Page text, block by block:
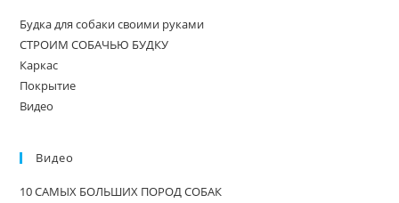
Будка для собаки своими руками
СТРОИМ СОБАЧЬЮ БУДКУ
Каркас
Покрытие
Видео
Видео
10 САМЫХ БОЛЬШИХ ПОРОД СОБАК